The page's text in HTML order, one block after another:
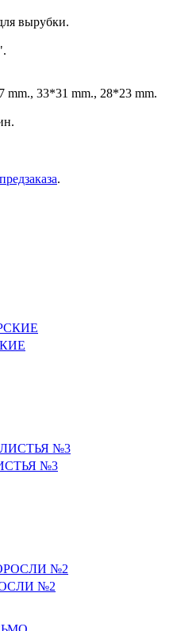
вырубки.
mm., 33*31 mm., 28*23 mm.
.
№3
№2